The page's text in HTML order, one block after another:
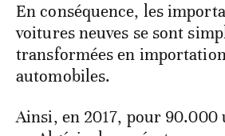
En conséquence, les
voitures neuves se sont
transformées en
automobiles.
Ainsi, en 2017, pour 90.000